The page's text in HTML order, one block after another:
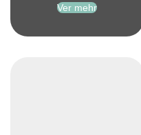
Ver mehr